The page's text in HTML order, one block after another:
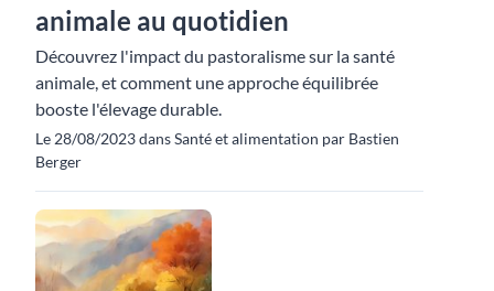
animale au quotidien
Découvrez l'impact du pastoralisme sur la santé
animale, et comment une approche équilibrée
booste l'élevage durable.
Le 28/08/2023 dans Santé et alimentation par Bastien
Berger